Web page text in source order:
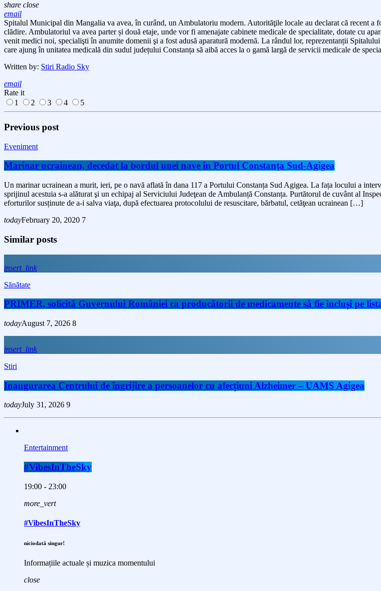
share close
email
Spitalul Municipal din Mangalia va avea, în curând, un Ambulatoriu modern. Autorităţile locale au declarat că recent a
clădire. Ambulatoriul va avea parter și două etaje, unde vor fi amenajate cabinete medicale de specialitate, dotate cu
venit medici noi, specialişti în anumite domenii şi a fost adusă aparatură modernă. La rândul lor, reprezentanții
care ajung în unitatea medicală din sudul județului Constanța să aibă acces la o gamă largă de servicii medicale de
Written by: Stiri Radio Sky
email
Rate it
1
2 3 4 5
Previous post
Eveniment
Marinar ucrainean, decedat la bordul unei nave în Portul Constanţa Sud-Agigea
Un marinar ucrainean a murit, ieri, pe o navă aflată în dana 117 a Portului Constanța Sud Agigea. La fața locului a
sprijinul acestuia s-a alăturat şi un echipaj al Serviciului Judeţean de Ambulanță Constanța. Purtătorul de cuvânt al
eforturilor susținute de a-i salva viaţa, după efectuarea protocolului de resuscitare, bărbatul, cetăţean ucrainean […]
todayFebruary 20, 2020 7
Similar posts
insert_link
Sănătate
PRIMER, solicită Guvernului României ca producătorii de medicamente să fie incluși pe
todayAugust 7, 2026 8
insert_link
Stiri
Inaugurarea Centrului de îngrijire a persoanelor cu afecțiuni Alzheimer – UAMS Agigea
todayJuly 31, 2026 9
Entertainment
#VibesInTheSky
19:00 - 23:00
more_vert
#VibesInTheSky
niciodată singur!
Informațiile actuale și muzica momentului
close